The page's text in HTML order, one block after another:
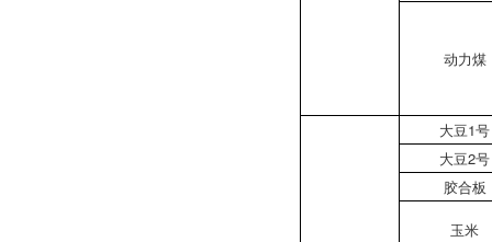
动力煤
大豆1号
大豆2号
胶合板
玉米